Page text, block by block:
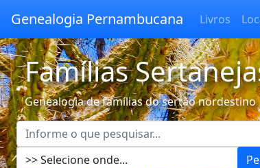
Genealogia Pernambucana Livros
Famílias
Genealogia de famílias do sertão nordestino